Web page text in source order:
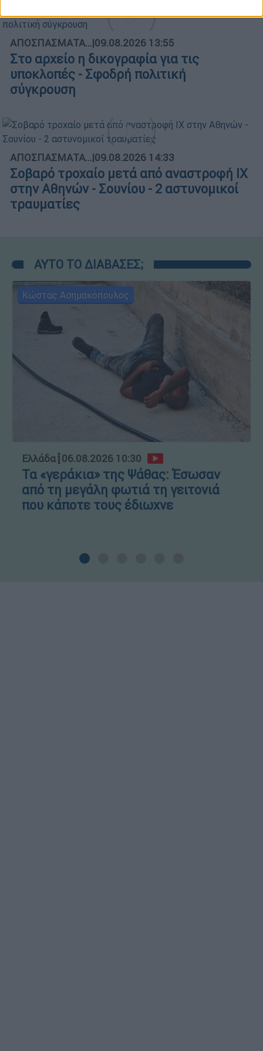
ΑΠΟΣΠΑΣΜΑΤΑ...|09.08.2026 13:55
Στο αρχείο η δικογραφία για τις
υποκλοπές - Σφοδρή πολιτική
σύγκρουση
ΑΠΟΣΠΑΣΜΑΤΑ...|09.08.2026 14:33
Σοβαρό τροχαίο μετά από αναστροφή ΙΧ
στην Αθηνών - Σουνίου - 2 αστυνομικοί
τραυματίες
ΑΥΤΟ ΤΟ ΔΙΑΒΑΣΕΣ;
Κώστας Ασημακόπουλος
Ελλάδα┋06.08.2026 10:30
Τα «γεράκια» της Ψάθας: Έσωσαν
από τη μεγάλη φωτιά τη γειτονιά
που κάποτε τους έδιωχνε